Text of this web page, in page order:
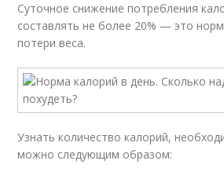
Суточное снижение потребления
составлять не более 20% — это
потери веса.
Узнать количество калорий,
можно следующим образом: